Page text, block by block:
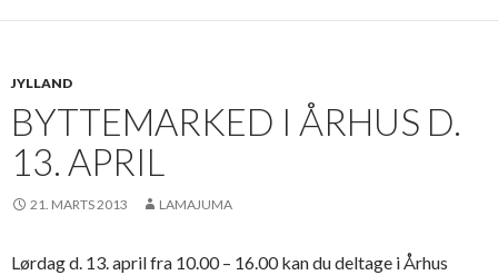
JYLLAND
BYTTEMARKED I ÅRHUS D.
13. APRIL
21. MARTS 2013 LAMAJUMA
Lørdag d. 13. april fra 10.00 – 16.00 kan du deltage i Århus